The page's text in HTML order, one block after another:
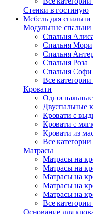
Стенки в гостиную
Мебель для спальни
Модульные спальни
Спальня Алиса
Спальня Мори
Спальня
Спальня Роза
Спальня Софи
Все категории
Кровати
Односпальные
Двуспальные
Кровати с
Кровати с
Кровати из
Все категории
Матрасы
Матрасы на
Матрасы на
Матрасы на
Матрасы на
Матрасы на
Все категории
Основание для